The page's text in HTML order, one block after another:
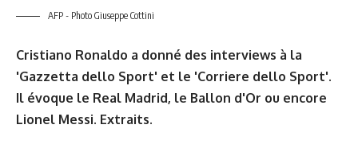
AFP - Photo Giuseppe Cottini
Cristiano Ronaldo a donné des interviews à la
'Gazzetta dello Sport' et le 'Corriere dello Sport'.
Il évoque le Real Madrid, le Ballon d'Or ou encore
Lionel Messi. Extraits.